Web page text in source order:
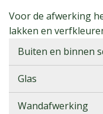
Voor de afwerking
lakken en
Buiten en binnen
Glas
Wandafwerking